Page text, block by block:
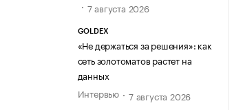
7 августа 2026
GOLDEX
«Не держаться за решения»: как
сеть золотоматов растет на
данных
Интервью
7 августа 2026